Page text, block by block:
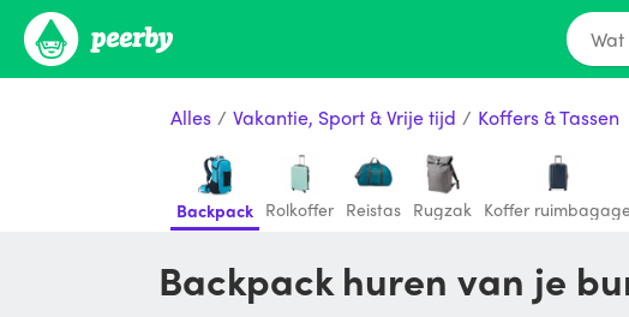
Alles / Vakantie, Sport & Vrije tijd / Koffers & Tassen
Backpack Rolkoffer Reistas Rugzak Koffer
Backpack huren van je